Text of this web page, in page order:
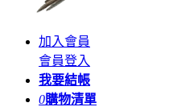
加入會員
會員登入
我要結帳
0購物清單